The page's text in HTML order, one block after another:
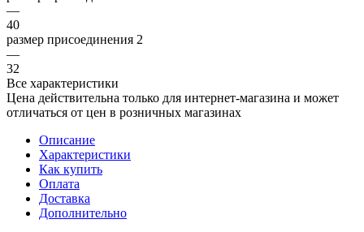
—
40
размер присоединения 2
—
32
Все характеристики
Цена действительна только для интернет-магазина и может
отличаться от цен в розничных магазинах
Описание
Характеристики
Как купить
Оплата
Доставка
Дополнительно